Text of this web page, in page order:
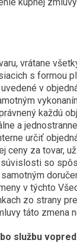
vrátane
s formou
v
každú
a
určiť
ceny za tovar,
so
v týchto
zo strany
táto zmena
službu